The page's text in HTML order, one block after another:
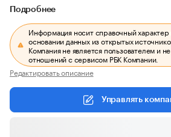
Подробнее
Информация носит справочный характер
основании данных из открытых
Компания не является пользователем и
отношений с сервисом РБК Компании.
Редактировать описание
Управлять